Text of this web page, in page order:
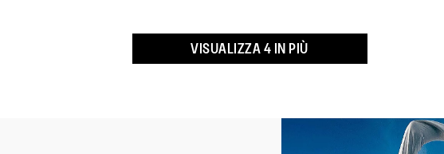
Materiale Superiore
Rivestimento:
VISUALIZZA 4 IN PIÙ